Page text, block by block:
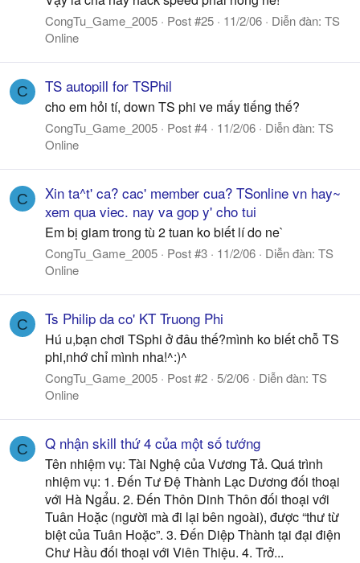
CongTu_Game_2005 Post #25 11/2/06 Diễn đàn: TS
Online
C TS autopill for TSPhil
cho em hỏi tí, down TS phi ve mấy tiếng thế?
CongTu_Game_2005 Post #4 11/2/06 Diễn đàn: TS
Online
C
Xin ta^t' ca? cac' member cua? TSonline vn hay~
xem qua viec. nay va gop y' cho tui
Em bị giam trong tù 2 tuan ko biết lí do ne`
CongTu_Game_2005 Post #3 11/2/06 Diễn đàn: TS
Online
C Ts Philip da co' KT Truong Phi
Hú u,bạn chơi TSphi ở đâu thế?mình ko biết chỗ TS
phi,nhớ chỉ mình nha!^:)^
CongTu_Game_2005 Post #2 5/2/06 Diễn đàn: TS
Online
C Q nhận skill thứ 4 của một số tướng
Tên nhiệm vụ: Tài Nghệ của Vương Tả. Quá trình
nhiệm vụ: 1. Đến Tư Đệ Thành Lạc Dương đối thoại
với Hà Ngẩu. 2. Đến Thôn Dinh Thôn đối thoại với
Tuân Hoặc (người mà đi lại bên ngoài), được “thư từ
biệt của Tuân Hoặc”. 3. Đến Diệp Thành tại đại điện
Chư Hầu đối thoại với Viên Thiệu. 4. Trở...